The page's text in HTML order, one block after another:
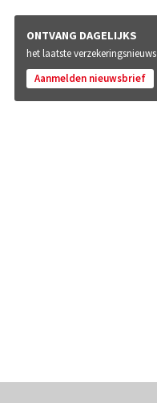
ONTVANG DAGELIJKS
het laatste verzekeringsnieuws
Aanmelden nieuwsbrief